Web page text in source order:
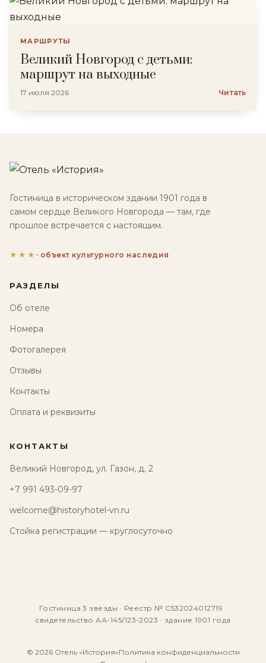
МАРШРУТЫ
Великий Новгород с детьми:
маршрут на выходные
17 июля 2026 Читать
Гостиница в историческом здании 1901 года в
самом сердце Великого Новгорода — там, где
прошлое встречается с настоящим.
★★★ · объект культурного наследия
РАЗДЕЛЫ
Об отеле
Номера
Фотогалерея
Отзывы
Контакты
Оплата и реквизиты
КОНТАКТЫ
Великий Новгород, ул. Газон, д. 2
+7 991 493-09-97
welcome@historyhotel-vn.ru
Стойка регистрации — круглосуточно
Гостиница 3 звезды · Реестр № С532024012719 ·
свидетельство АА-145/123-2023 · здание 1901 года
© 2026 Отель «История»Политика конфиденциальности